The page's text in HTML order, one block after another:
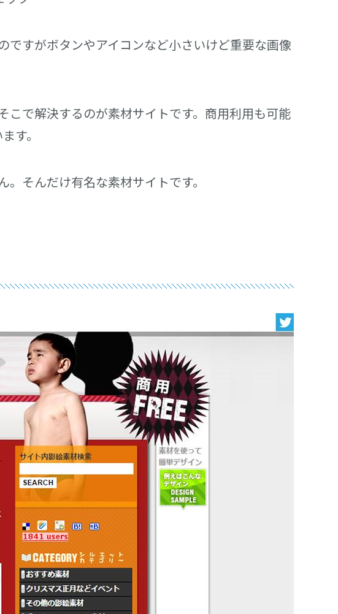
ですがボタンやアイコンなど小さいけど重要な画像
こで解決するのが素材サイトです。商用利用も可能
す。
そんだけ有名な素材サイトです。